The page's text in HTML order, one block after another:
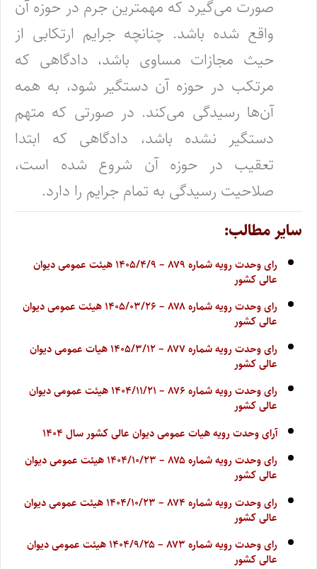
صورت می‌گیرد که مهمترین جرم در حوزه آن
واقع شده باشد. چنانچه جرایم ارتکابی از
حیث مجازات مساوی باشد، دادگاهی که
مرتکب در حوزه آن دستگیر شود، به همه
آن‌ها رسیدگی می‌کند. در صورتی که متهم
دستگیر نشده باشد، دادگاهی که ابتدا
تعقیب در حوزه آن شروع شده است،
صلاحیت رسیدگی به تمام جرایم را دارد.
سایر مطالب:
رای وحدت رویه شماره ۸۷۹ – ۱۴۰۵/۴/۹ هیئت عمومی دیوان
عالی کشور
رای وحدت رویه شماره ۸۷۸ – ۱۴۰۵/۰۳/۲۶ هیئت عمومی دیوان
عالی کشور
رای وحدت رویه شماره ۸۷۷ – ۱۴۰۵/۳/۱۲ هیات عمومی دیوان
عالی کشور
رای وحدت رویه شماره ۸۷۶ – ۱۴۰۴/۱۱/۲۱ هیئت عمومی دیوان
عالی کشور
آرای وحدت رویه هیات عمومی دیوان عالی کشور سال ۱۴۰۴
رای وحدت رویه شماره ۸۷۵ – ۱۴۰۴/۱۰/۲۳ هیئت عمومی دیوان
عالی کشور
رای وحدت رویه شماره ۸۷۴ – ۱۴۰۴/۱۰/۲۳ هیئت عمومی دیوان
عالی کشور
رای وحدت رویه شماره ۸۷۳ – ۱۴۰۴/۹/۲۵ هیئت عمومی دیوان
عالی کشور